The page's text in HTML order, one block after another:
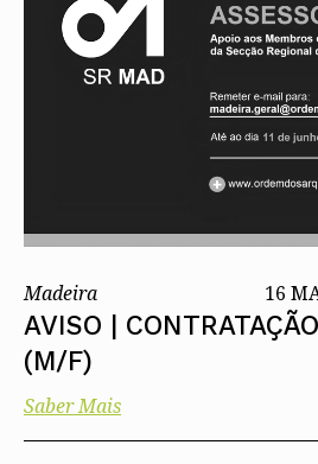
Madeira 16
AVISO |
(M/F)
Saber Mais